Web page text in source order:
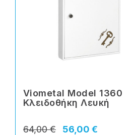
Viometal Model 1360
Κλειδοθήκη Λευκή
56,00 €
64,00 €